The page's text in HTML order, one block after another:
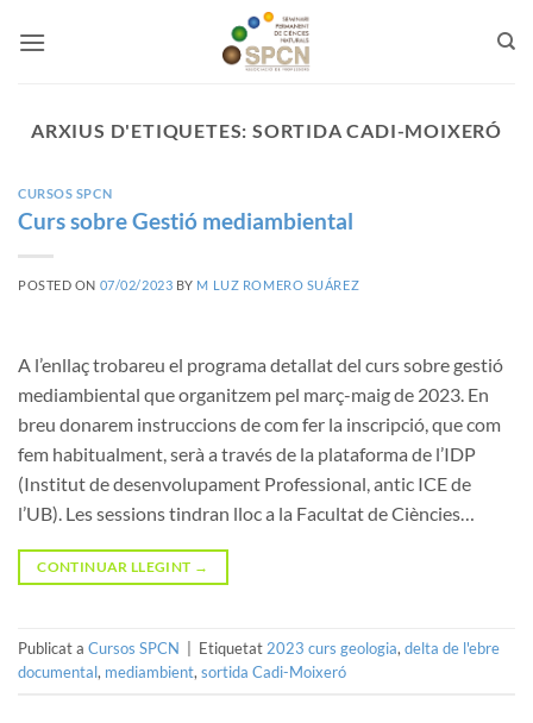
ARXIUS D'ETIQUETES: SORTIDA CADI-MOIXERÓ
CURSOS SPCN
Curs sobre Gestió mediambiental
POSTED ON 07/02/2023 BY M LUZ ROMERO SUÁREZ
A l’enllaç trobareu el programa detallat del curs sobre gestió
mediambiental que organitzem pel març-maig de 2023. En
breu donarem instruccions de com fer la inscripció, que com
fem habitualment, serà a través de la plataforma de l’IDP
(Institut de desenvolupament Professional, antic ICE de
l’UB). Les sessions tindran lloc a la Facultat de Ciències…
CONTINUAR LLEGINT →
Publicat a Cursos SPCN Etiquetat 2023 curs geologia, delta de l'ebre
documental, mediambient, sortida Cadi-Moixeró